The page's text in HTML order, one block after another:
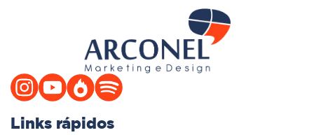
Links rápidos